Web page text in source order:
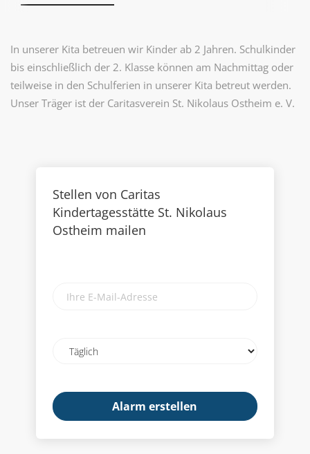
In unserer Kita betreuen wir Kinder ab 2 Jahren. Schulkinder
bis einschließlich der 2. Klasse können am Nachmittag oder
teilweise in den Schulferien in unserer Kita betreut werden.
Unser Träger ist der Caritasverein St. Nikolaus Ostheim e. V.
Stellen von Caritas
Kindertagesstätte St. Nikolaus
Ostheim mailen
frequency